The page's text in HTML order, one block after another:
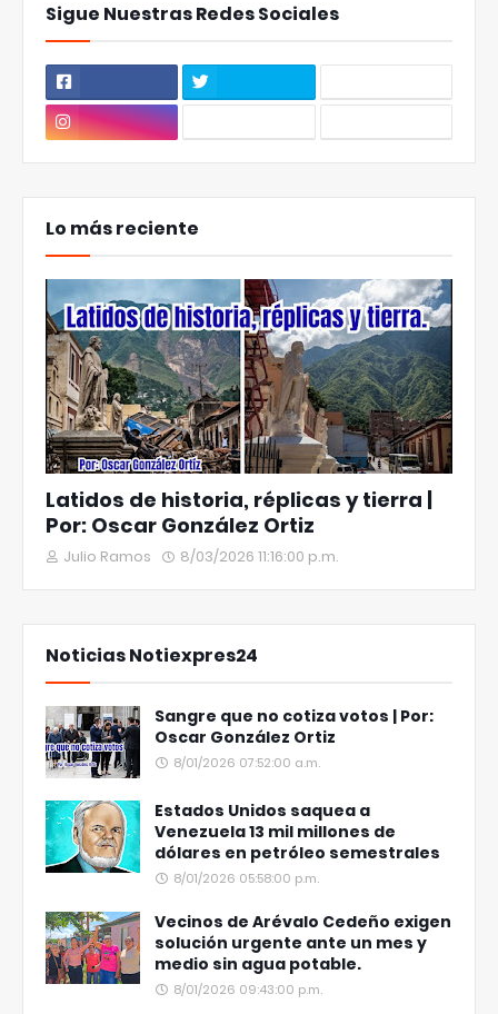
Sigue Nuestras Redes Sociales
Lo más reciente
Latidos de historia, réplicas y tierra |
Por: Oscar González Ortiz
Julio Ramos 8/03/2026 11:16:00 p.m.
Noticias Notiexpres24
Sangre que no cotiza votos | Por:
Oscar González Ortiz
8/01/2026 07:52:00 a.m.
Estados Unidos saquea a
Venezuela 13 mil millones de
dólares en petróleo semestrales
8/01/2026 05:58:00 p.m.
Vecinos de Arévalo Cedeño exigen
solución urgente ante un mes y
medio sin agua potable.
8/01/2026 09:43:00 p.m.